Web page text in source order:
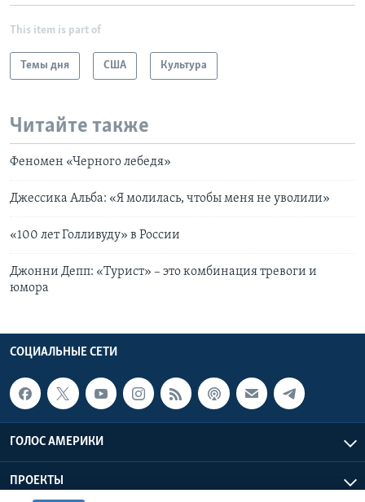
This item is part of
Темы дня США Культура
Читайте также
Феномен «Черного лебедя»
Джессика Альба: «Я молилась, чтобы меня не уволили»
«100 лет Голливуду» в России
Джонни Депп: «Турист» – это комбинация тревоги и
юмора
СОЦИАЛЬНЫЕ СЕТИ
ГОЛОС АМЕРИКИ
ПРОЕКТЫ